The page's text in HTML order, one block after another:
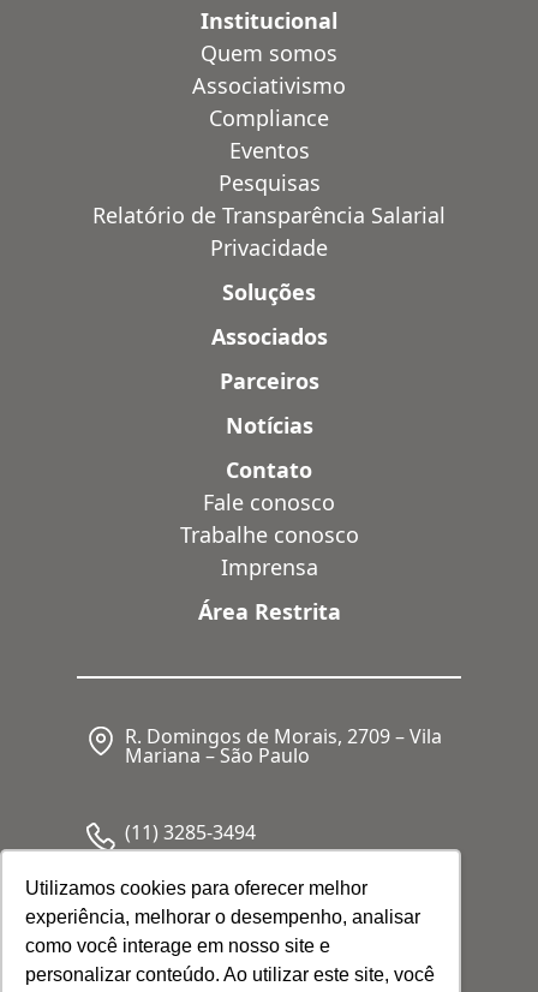
Utilizamos cookies para oferecer melhor
experiência, melhorar o desempenho, analisar
como você interage em nosso site e
personalizar conteúdo. Ao utilizar este site, você
Institucional
Quem somos
Associativismo
Compliance
Eventos
Pesquisas
Relatório de Transparência Salarial
Privacidade
Soluções
Associados
Parceiros
Notícias
Contato
Fale conosco
Trabalhe conosco
Imprensa
Área Restrita
R. Domingos de Morais, 2709 – Vila
Mariana – São Paulo
(11) 3285-3494
CNPJ: 05.341.062/0001-80